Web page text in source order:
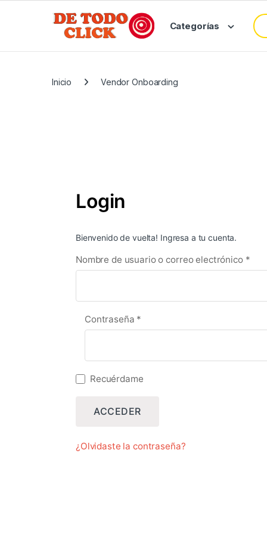
Categorías
Inicio Vendor Onboarding
Login
Bienvenido de vuelta! Ingresa a tu cuenta.
Nombre de usuario o correo electrónico *
Contraseña *
Recuérdame
ACCEDER
¿Olvidaste la contraseña?